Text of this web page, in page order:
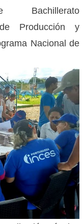
Bachillerato
de Producción y
Nacional de